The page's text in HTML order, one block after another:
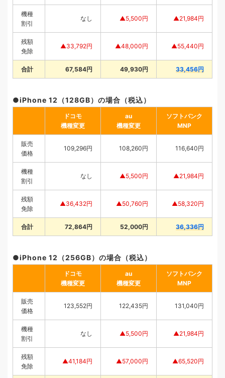
機種
割引
なし ▲5,500円 ▲21,984円
残額
免除
▲33,792円 ▲48,000円 ▲55,440円
合計 67,584円 49,930円 33,456円
iPhone 12（128GB）の場合（税込）
ドコモ
機種変更
au
機種変更
ソフトバンク
MNP
販売
価格
109,296円 108,260円 116,640円
機種
割引
なし ▲5,500円 ▲21,984円
残額
免除
▲36,432円 ▲50,760円 ▲58,320円
合計 72,864円 52,000円 36,336円
iPhone 12（256GB）の場合（税込）
ドコモ
機種変更
au
機種変更
ソフトバンク
MNP
販売
価格
123,552円 122,435円 131,040円
機種
割引
なし ▲5,500円 ▲21,984円
残額
免除
▲41,184円 ▲57,000円 ▲65,520円